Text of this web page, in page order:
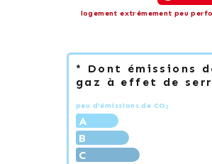
logement extrêmement peu
* Dont émissions
gaz à effet de
peu d'émissions de CO 2
A
B
C